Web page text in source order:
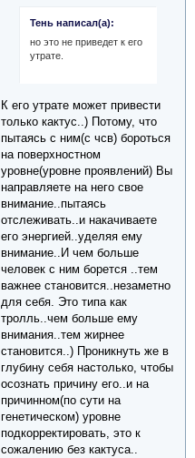
Тень написал(а):
но это не приведет к его
утрате.
К его утрате может привести
только кактус..) Потому, что
пытаясь с ним(с чсв) бороться
на поверхностном
уровне(уровне проявлений) Вы
направляете на него свое
внимание..пытаясь
отслеживать..и накачиваете
его энергией..уделяя ему
внимание..И чем больше
человек с ним борется ..тем
важнее становится..незаметно
для себя. Это типа как
тролль..чем больше ему
внимания..тем жирнее
становится..) Проникнуть же в
глубину себя настолько, чтобы
осознать причину его..и на
причинном(по сути на
генетическом) уровне
подкорректировать, это к
сожалению без кактуса..